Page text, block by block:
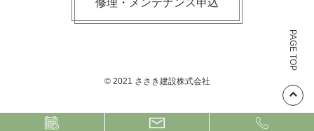
PAGE TOP
© 2021 ささき建設株式会社